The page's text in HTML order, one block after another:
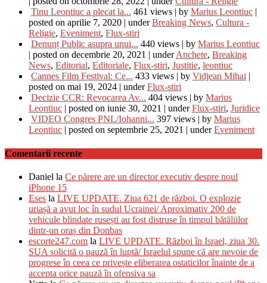
Tinu Leontiuc a plecat la... 461 views | by Marius Leontiuc |
posted on aprilie 7, 2020 | underBreaking News, Cultura -
Religie, Eveniment, Flux-stiri
Denunț Public asupra unui... 440 views | by Marius Leontiuc
| posted on decembrie 20, 2021 | underAnchete, Breaking
News, Editorial, Editoriale, Flux-stiri, Justitie, leontiuc
Cannes Film Festival: Ce... 433 views | by Vidjean Mihai |
posted on mai 19, 2024 | underFlux-stiri
Decizie CCR: Revocarea Av... 404 views | by Marius
Leontiuc | posted on iunie 30, 2021 | underFlux-stiri, Juridice
VIDEO Congres PNL/Iohanni... 397 views | by Marius
Leontiuc | posted on septembrie 25, 2021 | underEveniment
Comentarii recente
Daniel la Ce părere are un director executiv despre noul
iPhone 15
Eses la LIVE UPDATE. Ziua 621 de război. O explozie
uriașă a avut loc în sudul Ucrainei/ Aproximativ 200 de
vehicule blindate rusești au fost distruse în timpul bătăliilor
dintr-un oraș din Donbas
escorte247.com la LIVE UPDATE. Război în Israel, ziua 30.
SUA solicită o pauză în luptă/ Israelul spune că are nevoie de
progrese în ceea ce privește eliberarea ostaticilor înainte de a
accepta orice pauză în ofensiva sa